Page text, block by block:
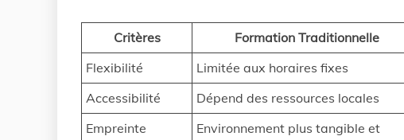
Critères Formation Traditionnelle
Flexibilité
Limitée aux horaires fixes
Accessibilité
Dépend des ressources locales
Empreinte
Environnement plus tangible et